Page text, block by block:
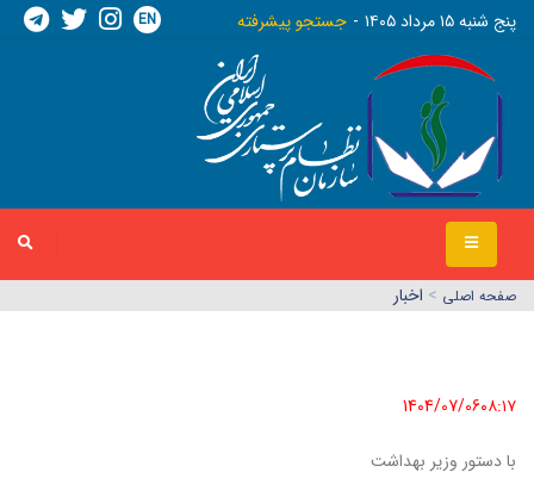
پنج شنبه ١٥ مرداد ١٤٠٥ جستجو پیشرفته EN
صفحه اصلي > اخبار
1404/07/06٠٨:١٧
با دستور وزیر بهداشت